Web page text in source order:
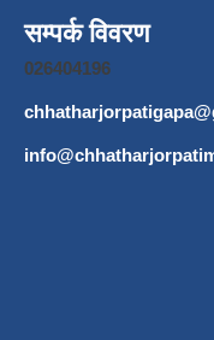
सम्पर्क विवरण
026404196